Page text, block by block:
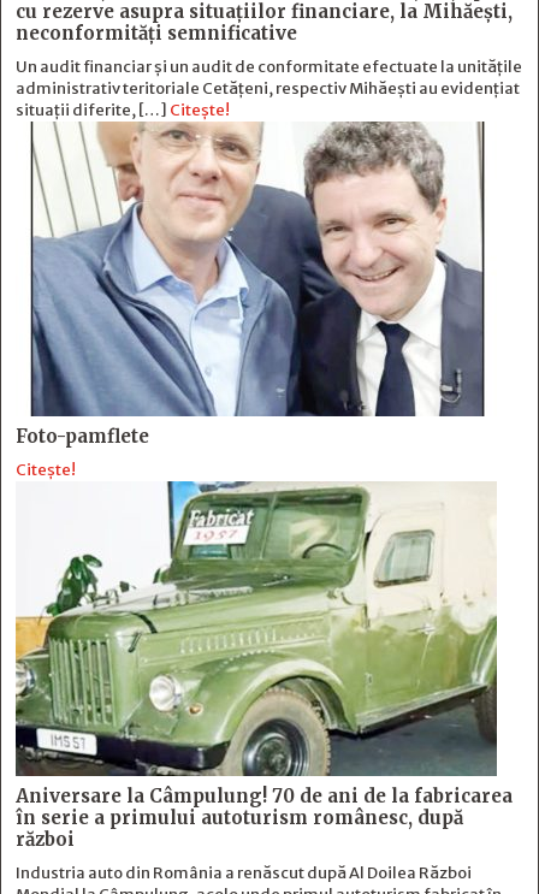
cu rezerve asupra situaţiilor financiare, la Mihăeşti,
neconformităţi semnificative
Un audit financiar și un audit de conformitate efectuate la unitățile
administrativ teritoriale Cetățeni, respectiv Mihăești au evidențiat
situații diferite, […] Citește!
Foto-pamflete
Citește!
Aniversare la Câmpulung! 70 de ani de la fabricarea
în serie a primului autoturism românesc, după
război
Industria auto din România a renăscut după Al Doilea Război